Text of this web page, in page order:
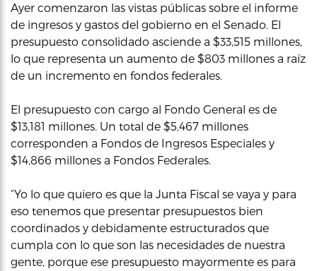
Ayer comenzaron las vistas públicas sobre el informe
de ingresos y gastos del gobierno en el Senado. El
presupuesto consolidado asciende a $33,515 millones,
lo que representa un aumento de $803 millones a raíz
de un incremento en fondos federales.
El presupuesto con cargo al Fondo General es de
$13,181 millones. Un total de $5,467 millones
corresponden a Fondos de Ingresos Especiales y
$14,866 millones a Fondos Federales.
“Yo lo que quiero es que la Junta Fiscal se vaya y para
eso tenemos que presentar presupuestos bien
coordinados y debidamente estructurados que
cumpla con lo que son las necesidades de nuestra
gente, porque ese presupuesto mayormente es para